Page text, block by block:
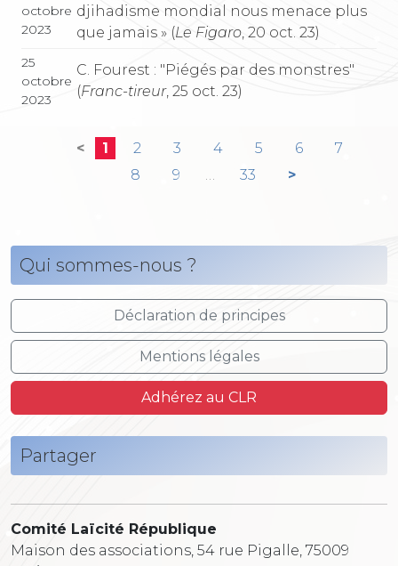
octobre
2023
djihadisme mondial nous menace plus
que jamais » (Le Figaro , 20 oct. 23)
25
octobre
2023
C. Fourest : "Piégés par des monstres"
(Franc-tireur, 25 oct. 23)
< 1 2 3 4 5 6
7
8
9 … 33 >
Qui sommes-nous ?
Déclaration de principes
Mentions légales
Adhérez au CLR
Partager
Comité Laïcité République
Maison des associations, 54 rue Pigalle, 75009